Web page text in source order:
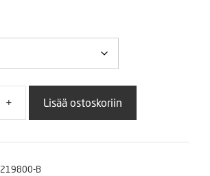
Punaväriminttu
Mix
+ Lisää ostoskoriin
219800-B